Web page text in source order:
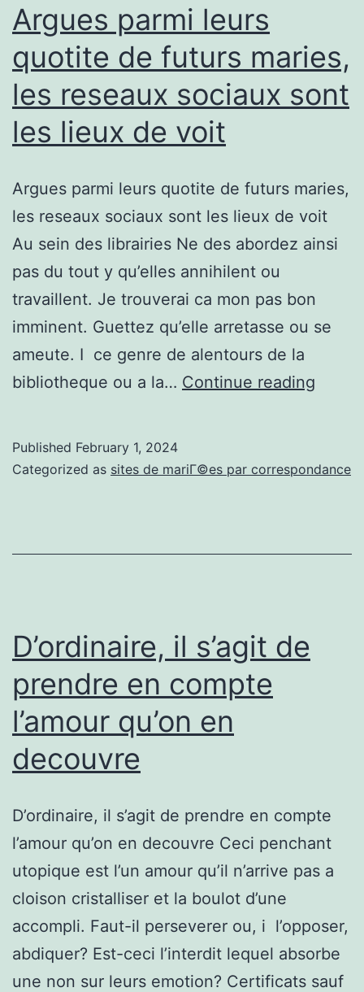
Argues parmi leurs
quotite de futurs maries,
les reseaux sociaux sont
les lieux de voit
Argues parmi leurs quotite de futurs maries,
les reseaux sociaux sont les lieux de voit
Au sein des librairies Ne des abordez ainsi
pas du tout y qu’elles annihilent ou
travaillent. Je trouverai ca mon pas bon
imminent. Guettez qu’elle arretasse ou se
ameute. I ce genre de alentours de la
bibliotheque ou a la… Continue reading
Published February 1, 2024
Categorized as sites de mariГ©es par correspondance
D’ordinaire, il s’agit de
prendre en compte
l’amour qu’on en
decouvre
D’ordinaire, il s’agit de prendre en compte
l’amour qu’on en decouvre Ceci penchant
utopique est l’un amour qu’il n’arrive pas a
cloison cristalliser et la boulot d’une
accompli. Faut-il perseverer ou, i l’opposer,
abdiquer? Est-ceci l’interdit lequel absorbe
une non sur leurs emotion? Certificats sauf